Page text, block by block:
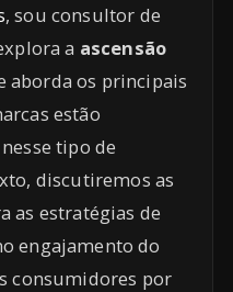
, sou consultor de
a ascensão
aborda os principais
estão
tipo de
discutiremos as
as estratégias de
engajamento do
consumidores por